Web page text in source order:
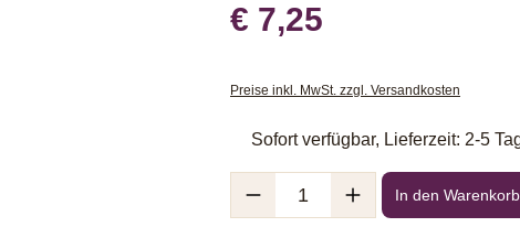
€ 7,25
Preise inkl. MwSt. zzgl. Versandkosten
Sofort verfügbar, Lieferzeit: 2-5
Produkt Anzahl: Gib den gewünschten
In den Warenkorb